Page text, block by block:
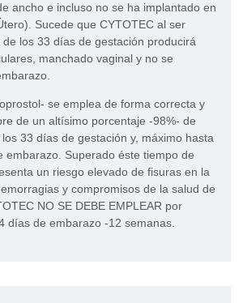
ancho e incluso no se ha implantado en
Sucede que CYTOTEC al ser
los 33 días de gestación producirá
manchado vaginal y no se
se emplea de forma correcta y
de un altísimo porcentaje -98%- de
33 días de gestación y, máximo hasta
embarazo. Superado éste tiempo de
un riesgo elevado de fisuras en la
y compromisos de la salud de
NO SE DEBE EMPLEAR por
días de embarazo -12 semanas.